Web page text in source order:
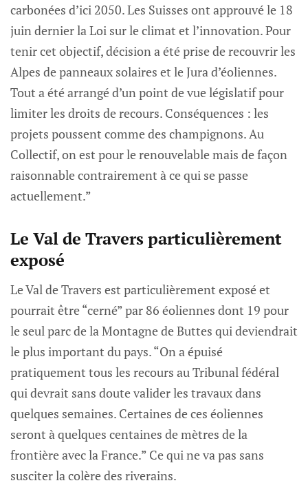
carbonées d’ici 2050. Les Suisses ont approuvé le 18
juin dernier la Loi sur le climat et l’innovation. Pour
tenir cet objectif, décision a été prise de recouvrir les
Alpes de panneaux solaires et le Jura d’éoliennes.
Tout a été arrangé d’un point de vue législatif pour
limiter les droits de recours. Conséquences : les
projets poussent comme des champignons. Au
Collectif, on est pour le renouvelable mais de façon
raisonnable contrairement à ce qui se passe
actuellement.”
Le Val de Travers particulièrement
exposé
Le Val de Travers est particulièrement exposé et
pourrait être “cerné” par 86 éoliennes dont 19 pour
le seul parc de la Montagne de Buttes qui deviendrait
le plus important du pays. “On a épuisé
pratiquement tous les recours au Tribunal fédéral
qui devrait sans doute valider les travaux dans
quelques semaines. Certaines de ces éoliennes
seront à quelques centaines de mètres de la
frontière avec la France.” Ce qui ne va pas sans
susciter la colère des riverains.